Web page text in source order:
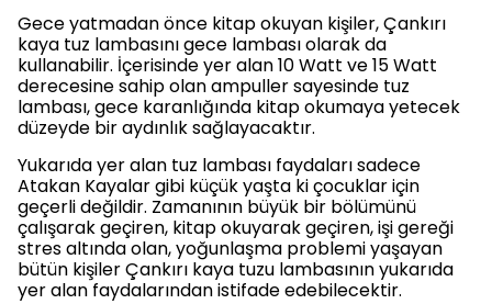
Gece yatmadan önce kitap okuyan kişiler, Çankırı
kaya tuz lambasını gece lambası olarak da
kullanabilir. İçerisinde yer alan 10 Watt ve 15 Watt
derecesine sahip olan ampuller sayesinde tuz
lambası, gece karanlığında kitap okumaya yetecek
düzeyde bir aydınlık sağlayacaktır.
Yukarıda yer alan tuz lambası faydaları sadece
Atakan Kayalar gibi küçük yaşta ki çocuklar için
geçerli değildir. Zamanının büyük bir bölümünü
çalışarak geçiren, kitap okuyarak geçiren, işi gereği
stres altında olan, yoğunlaşma problemi yaşayan
bütün kişiler Çankırı kaya tuzu lambasının yukarıda
yer alan faydalarından istifade edebilecektir.